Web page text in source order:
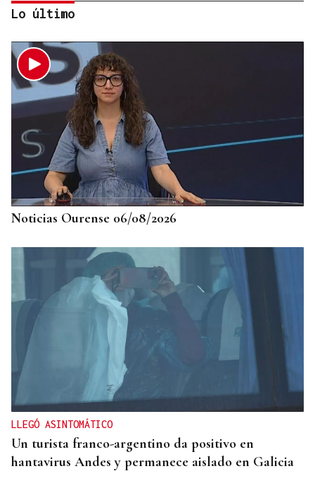
CONCIERTO EN PARÍS
La música de Vigo conquista París con una misa
solemne y dos memorables conciertos
Lo último
Noticias Ourense 06/08/2026
LLEGÓ ASINTOMÁTICO
Un turista franco-argentino da positivo en
hantavirus Andes y permanece aislado en Galicia